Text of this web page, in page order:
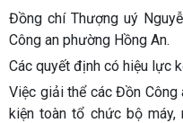
Đồng chí Thượng uý
Công an phường Hồng An.
Các quyết định có hiệu lực
Việc giải thể các Đồn
kiện toàn tổ chức bộ máy,